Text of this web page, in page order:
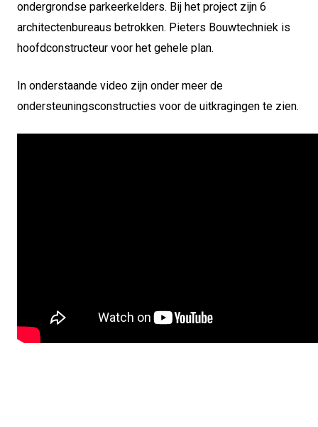
ondergrondse parkeerkelders. Bij het project zijn 6
architectenbureaus betrokken. Pieters Bouwtechniek is
hoofdconstructeur voor het gehele plan.
In onderstaande video zijn onder meer de
ondersteuningsconstructies voor de uitkragingen te zien.